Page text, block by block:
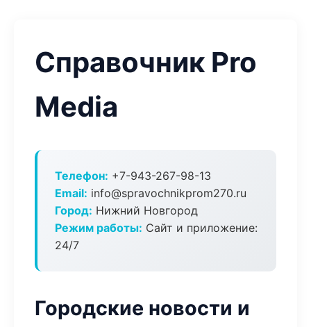
Справочник Pro
Media
Телефон: +7-943-267-98-13
Email: info@spravochnikprom270.ru
Город: Нижний Новгород
Режим работы: Сайт и приложение:
24/7
Городские новости и